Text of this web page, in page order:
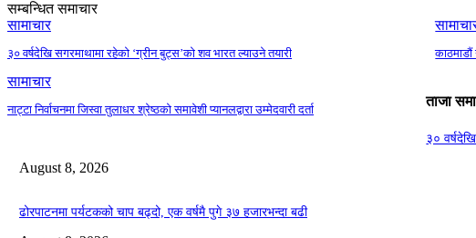
सम्बन्धित समाचार
सामाचार
३० वर्षदेखि सगरमाथामा रहेको ‘ग्रीन बुट्स’को शव भारत ल्याउने तयारी
सामाचार
नाट्टा निर्वाचनमा जिस्वा तुलाधर श्रेष्ठको समावेशी प्यानलद्वारा उम्मेदवारी दर्ता
ताजा
३०
August 8, 2026
ढोरपाटनमा पर्यटकको चाप बढ्दो, एक वर्षमै पुगे ३७ हजारभन्दा बढी